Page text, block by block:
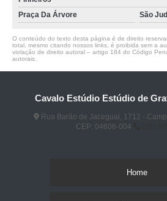
Praça Da Árvore
São
O conteúdo do texto desta página é de direito
total, mesmo citando nossos links, é proibida sem a
violação de direito autoral – artigo 184 do Código
autorais
Cavalo Estúdio Estúdio de
Rua Barão de Jaceguai, 1712 -
CEP: 04606-004
Home